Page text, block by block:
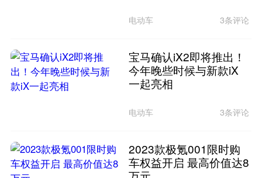
电动车 3条评论
宝马确认iX2即将推出！
今年晚些时候与新款iX
一起亮相
电动车 3条评论
2023款极氪001限时购
车权益开启 最高价值达8